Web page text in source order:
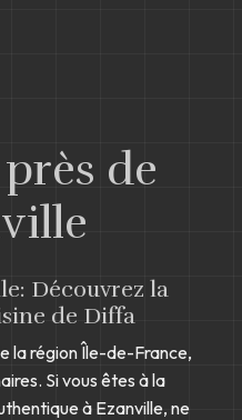
de
Découvrez la
de Diffa
la région Île-de-France,
Si vous êtes à la
à Ezanville, ne